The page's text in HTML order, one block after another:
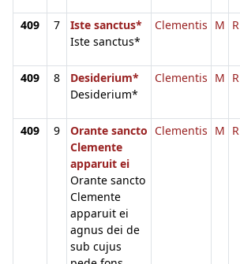
409 7
Iste sanctus*
Iste sanctus*
Clementis M R
409 8
Desiderium*
Desiderium*
Clementis M R
409 9
Orante sancto
Clemente
apparuit ei
Orante sancto
Clemente
apparuit ei
agnus dei de
sub cujus
Clementis M R